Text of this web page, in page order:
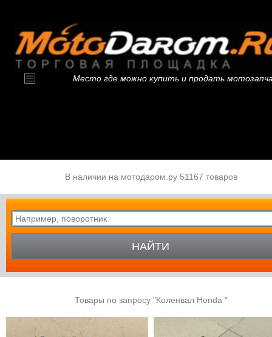
Место где можно купить и продать
В наличии на мотодаром.ру 51167 товаров
НАЙТИ
Товары по запросу "Коленвал Honda "